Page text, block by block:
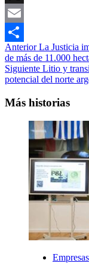
Link
X
Email
Compartir
Navegación
de
entradas
AnteriorLa Justicia
de más de 11.000
Siguiente Litio y
potencial del norte
Más historias
Empresas